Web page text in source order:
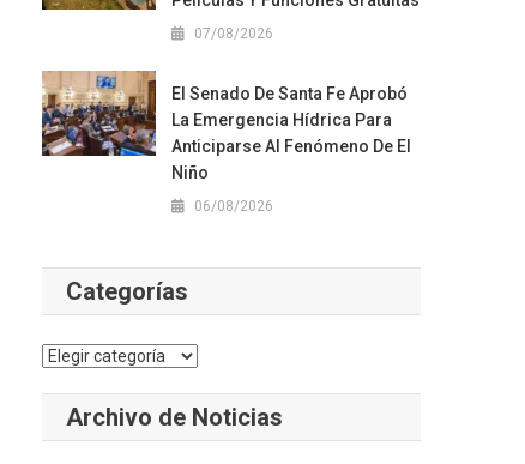
07/08/2026
El Senado De Santa Fe Aprobó
La Emergencia Hídrica Para
Anticiparse Al Fenómeno De El
Niño
06/08/2026
Categorías
Categorías
Archivo de Noticias